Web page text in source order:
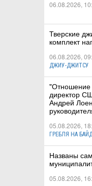
06.08.2026,
Тверские
комплект
06.08.2026,
ДЖИУ-ДЖИТСУ
"Отношение
директор
Андрей
05.08.2026,
ГРЕБЛЯ НА
Названы
05.08.2026,